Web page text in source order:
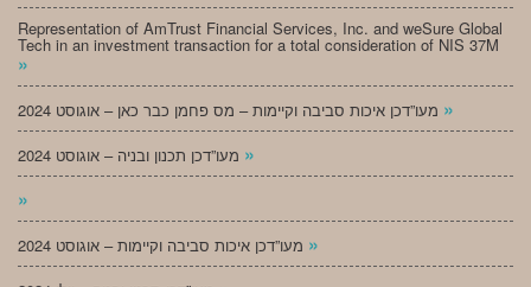
Representation of AmTrust Financial Services, Inc. and weSure Global
Tech in an investment transaction for a total consideration of NIS 37M
»
»
»
»
»